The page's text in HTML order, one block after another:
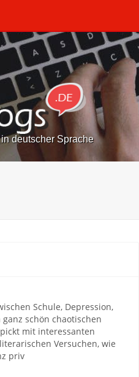
deutscher Sprache
Schule, Depression,
schön chaotischen
mit interessanten
Versuchen, wie
priv